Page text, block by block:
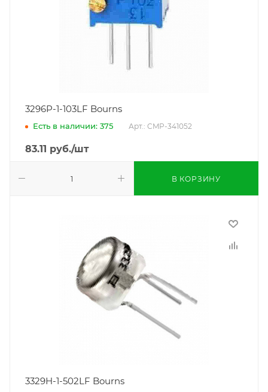
3296P-1-103LF Bourns
Есть в наличии: 375 Арт.: CMP-341052
83.11 руб./шт
В КОРЗИНУ
3329H-1-502LF Bourns